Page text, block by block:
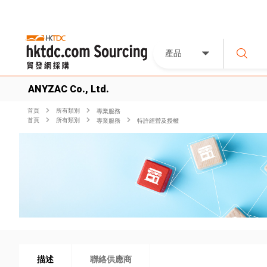
產品
ANYZAC Co., Ltd.
首頁 所有類別
專業服務
首頁
所有類別 專業服務 特許經營及授權
描述 聯絡供應商